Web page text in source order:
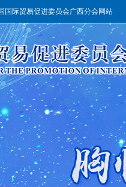
国际贸易促进委员会广西分会网站